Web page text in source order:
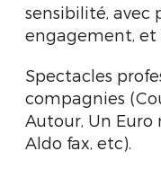
sensibilité, avec
engagement, et
Spectacles
compagnies
Autour, Un Euro
Aldo fax, etc).